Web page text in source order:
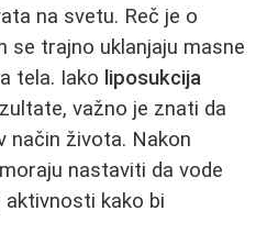
na svetu. Reč je o
se trajno uklanjaju masne
tela. Iako liposukcija
važno je znati da
način života. Nakon
nastaviti da vode
kako bi